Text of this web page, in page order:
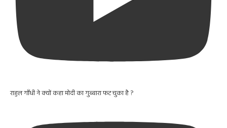
राहुल गाँधी ने क्यों कहा मोदी का गुब्बारा फट चुका है ?